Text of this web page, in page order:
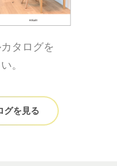
タログを
。
グを見る